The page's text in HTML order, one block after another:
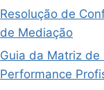
Resolução de
de Mediação
Guia da Matriz de
Performance